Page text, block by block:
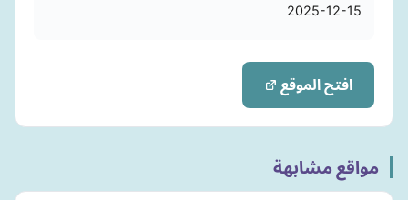
2025-12-15
افتح الموقع
مواقع مشابهة